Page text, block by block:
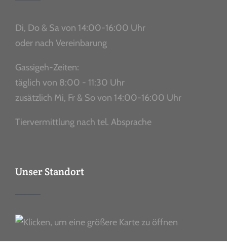
Di, Do & Sa von 14:00-16:00 Uhr
oder nach Vereinbarung
Gassigeh-Zeiten:
täglich von 8:00 - 11:30 Uhr
zusätzlich Mi, Fr & So von 14:00-16:00 Uhr
Tiervermittlung nach tel. Absprache
Unser Standort